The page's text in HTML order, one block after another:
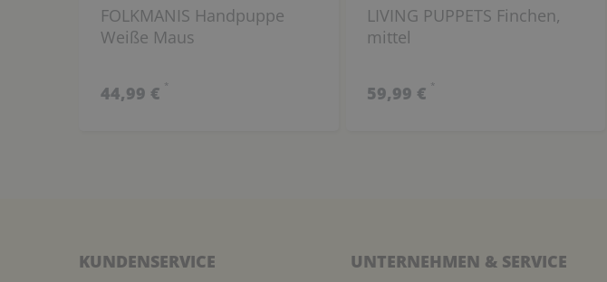
FOLKMANIS Handpuppe
Weiße Maus
44,99 € *
LIVING PUPPETS Finchen,
mittel
59,99 € *
KUNDENSERVICE
UNTERNEHMEN & SERVICE